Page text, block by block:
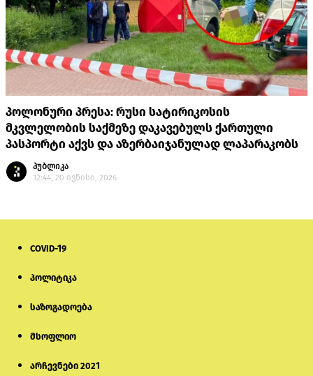
პოლონური პრესა: რუსი სატირიკოსის
მკვლელობის საქმეზე დაკავებულს ქართული
პასპორტი აქვს და აზერბაიჯანულად ლაპარაკობს
პუბლიკა
12:44, 20 ივნისი, 2026
COVID-19
პოლიტიკა
საზოგადოება
მსოფლიო
არჩევნები 2021